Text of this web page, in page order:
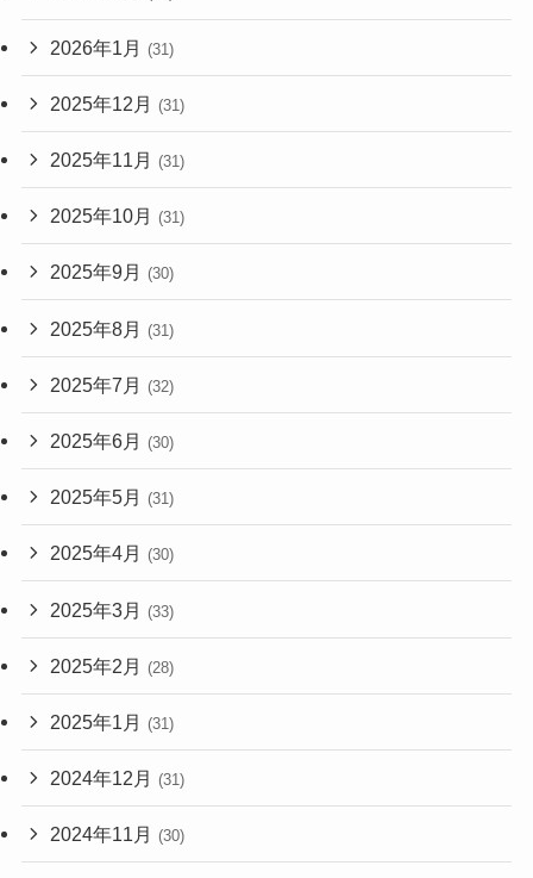
2026年1月 (31)
2025年12月 (31)
2025年11月 (31)
2025年10月 (31)
2025年9月 (30)
2025年8月 (31)
2025年7月 (32)
2025年6月 (30)
2025年5月 (31)
2025年4月 (30)
2025年3月 (33)
2025年2月 (28)
2025年1月 (31)
2024年12月 (31)
2024年11月 (30)